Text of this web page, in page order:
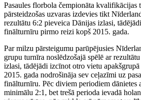
Pasaules florbola čempionāta kvalifikācijas
pārsteidzošas uzvaras izdevies tikt
rezultātu 6:2 pieveica Dānijas izlasi,
finālturnīru pirmo reizi kopš 2015. gada.
Par milzu pārsteigumu parūpējusies
grupu turnīra noslēdzošajā spēlē ar
izlasi, tādējādi izcīnot otro vietu
2015. gada nodrošināja sev ceļazīmi uz
finālturnīru. Pēc diviem periodiem dānietes
minimālu 2:1, bet trešā perioda ievadā